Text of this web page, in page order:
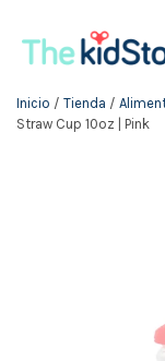
Inicio / Tienda /
Straw Cup 10oz | Pink